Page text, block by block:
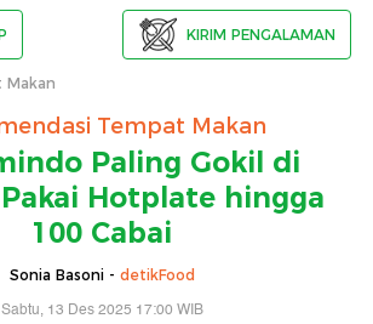
KIRIM PENGALAMAN
Makan
Tempat Makan
Paling Gokil di
Hotplate hingga
100 Cabai
Sonia Basoni - detikFood
Sabtu, 13 Des 2025 17:00 WIB